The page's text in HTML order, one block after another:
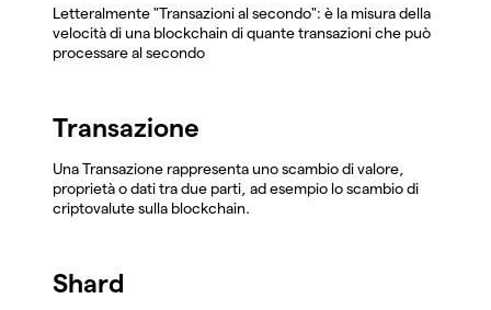
Letteralmente "Transazioni al secondo": è la misura della
velocità di una blockchain di quante transazioni che può
processare al secondo
Transazione
Una Transazione rappresenta uno scambio di valore,
proprietà o dati tra due parti, ad esempio lo scambio di
criptovalute sulla blockchain.
Shard